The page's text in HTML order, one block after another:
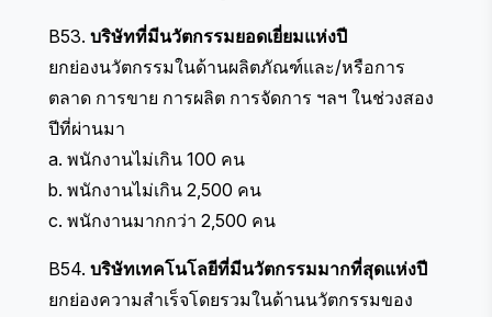
B53. บริษัทที่มีนวัตกรรมยอดเยี่ยมแห่งปี
ยกย่องนวัตกรรมในด้านผลิตภัณฑ์และ/หรือการ
ตลาด การขาย การผลิต การจัดการ ฯลฯ ในช่วงสอง
ปีที่ผ่านมา
a. พนักงานไม่เกิน 100 คน
b. พนักงานไม่เกิน 2,500 คน
c. พนักงานมากกว่า 2,500 คน
B54. บริษัทเทคโนโลยีที่มีนวัตกรรมมากที่สุดแห่งปี
ยกย่องความสำเร็จโดยรวมในด้านนวัตกรรมของ